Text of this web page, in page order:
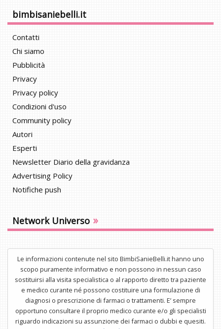
bimbisaniebelli.it
Contatti
Chi siamo
Pubblicità
Privacy
Privacy policy
Condizioni d'uso
Community policy
Autori
Esperti
Newsletter Diario della gravidanza
Advertising Policy
Notifiche push
Network Universo »
Le informazioni contenute nel sito BimbiSanieBelli.it hanno uno
scopo puramente informativo e non possono in nessun caso
sostituirsi alla visita specialistica o al rapporto diretto tra paziente
e medico curante né possono costituire una formulazione di
diagnosi o prescrizione di farmaci o trattamenti. E’ sempre
opportuno consultare il proprio medico curante e/o gli specialisti
riguardo indicazioni su assunzione dei farmaci o dubbi e quesiti.